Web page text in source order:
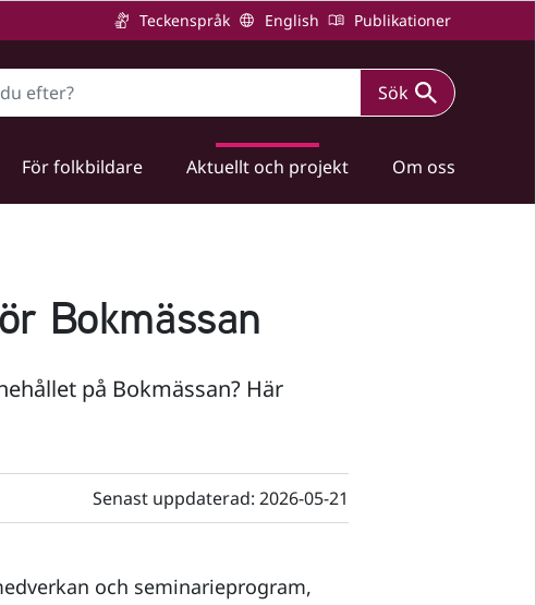
Teckenspråk English Publikationer
Sök
För folkbildare Aktuellt och projekt Om oss
Bokmässan
på Bokmässan? Här
Senast uppdaterad: 2026-05-21
och seminarieprogram,